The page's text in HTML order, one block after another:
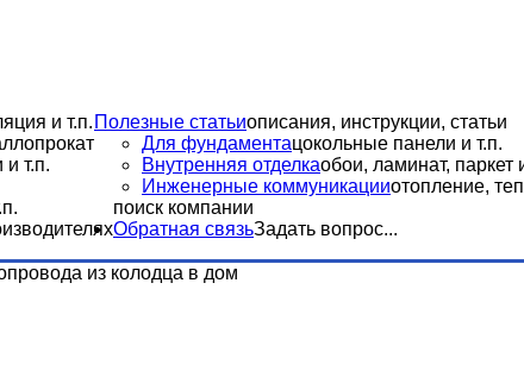
Полезные статьиописания, инструкции, статьи
и т.п.
т.п.
Для фундаментацокольные панели и т.п.
Внутренняя отделкаобои, ламинат, паркет
Инженерные коммуникацииотопление,
поиск компании
Обратная связьЗадать вопрос...
из колодца в дом